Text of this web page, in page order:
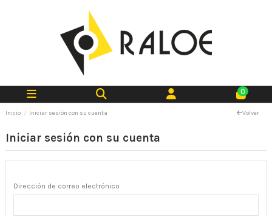
0
Inicio Iniciar sesión con su cuenta Volver
Iniciar sesión con su cuenta
Dirección de correo electrónico